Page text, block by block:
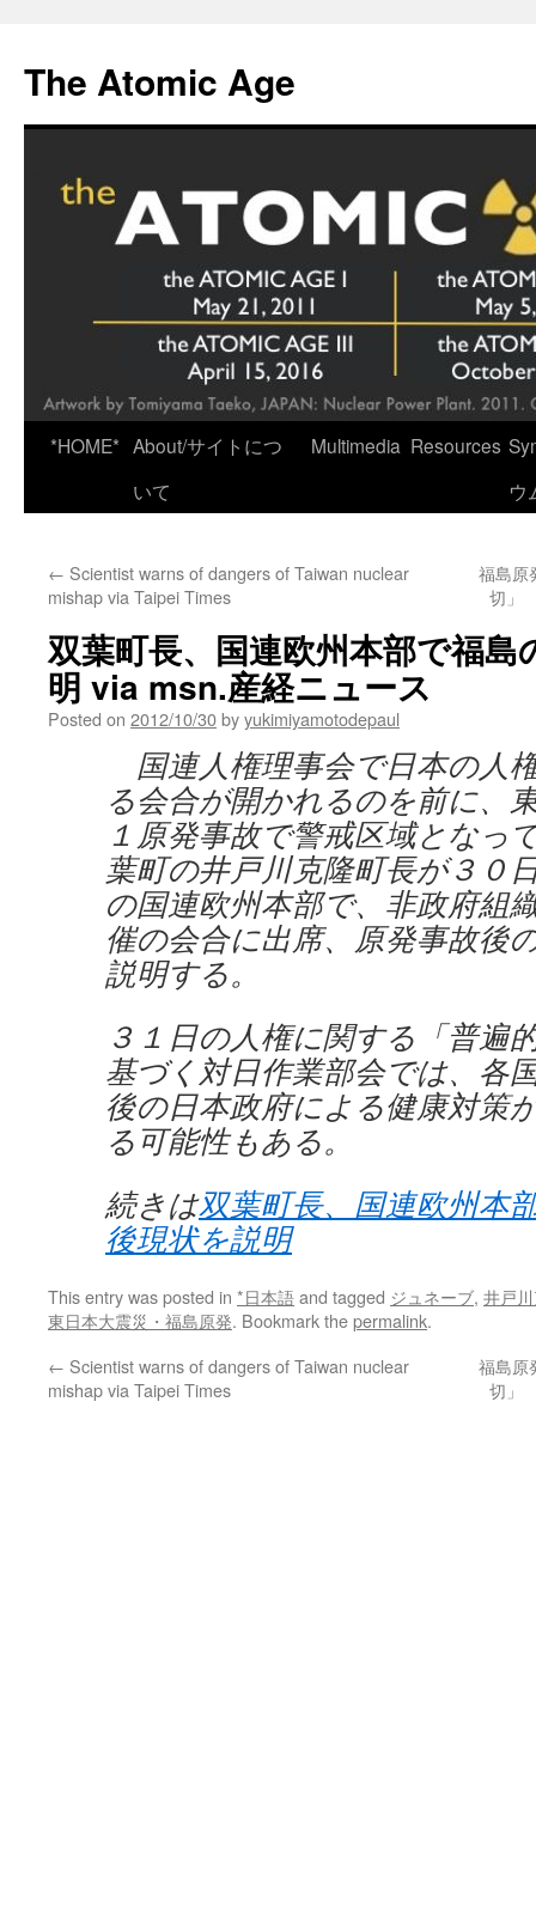
content
The Atomic Age
*HOME* About/サイトにつ
いて
Multimedia Resources
ウ
← Scientist warns of dangers of Taiwan nuclear
mishap via Taipei Times
福島原
切」
双葉町長、国連欧州本部で福島
明 via msn.産経ニュース
Posted on 2012/10/30byyukimiyamotodepaul
国連人権理事会で日本の人
る会合が開かれるのを前に、
１原発事故で警戒区域となっ
葉町の井戸川克隆町長が３０
の国連欧州本部で、非政府組
催の会合に出席、原発事故後
説明する。
３１日の人権に関する「普遍
基づく対日作業部会では、各
後の日本政府による健康対策
る可能性もある。
続きは双葉町長、国連欧州本
後現状を説明
This entry was posted in *日本語and tagged ジュネーブ, 井戸
東日本大震災・福島原発. Bookmark thepermalink.
← Scientist warns of dangers of Taiwan nuclear
mishap via Taipei Times
福島原
切」